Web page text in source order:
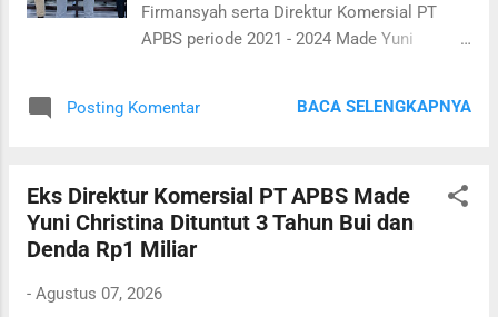
Firmansyah serta Direktur Komersial PT
APBS periode 2021 - 2024 Made Yuni
Kejaksaan Negeri (Kejari) Tanjung Perak.
Dalam sidang di Pengadilan Tipikor
Surabaya, Rabu 5 Agustus 2026, JPU juga
menuntut Dwi Wahyu Setiawan dengan
Rp1 miliar subsider 190 hari kurungan.
Posting Komentar BACA SELENGKAPNYA
Eks Direktur Komersial PT APBS Made
Yuni Christina Dituntut 3 Tahun Bui dan
Denda Rp1 Miliar
- Agustus 07, 2026